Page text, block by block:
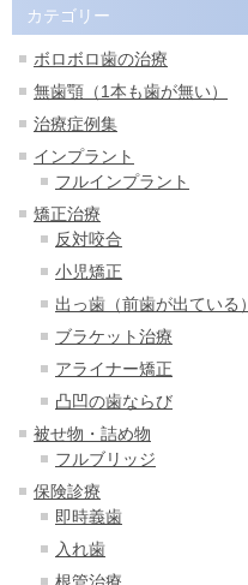
カテゴリー
ボロボロ歯の治療
無歯顎（1本も歯が無い）
治療症例集
インプラント
フルインプラント
矯正治療
反対咬合
小児矯正
出っ歯（前歯が出ている）
ブラケット治療
アライナー矯正
凸凹の歯ならび
被せ物・詰め物
フルブリッジ
保険診療
即時義歯
入れ歯